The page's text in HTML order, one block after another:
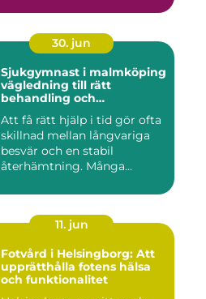
30. jun
Sjukgymnast i malmköping
vägledning till rätt
behandling och
Att få rätt hjälp i tid gör ofta
skillnad mellan långvariga
besvär och en stabil
återhämtning. Många...
11. jun
Fotvård i Helsingborg: Att
upprätthålla fotens hälsa
och funktionalitet